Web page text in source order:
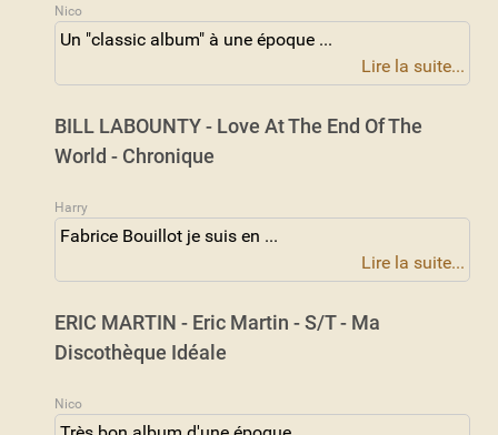
Nico
Un "classic album" à une époque ...
Lire la suite...
BILL LABOUNTY - Love At The End Of The
World - Chronique
Harry
Fabrice Bouillot je suis en ...
Lire la suite...
ERIC MARTIN - Eric Martin - S/T - Ma
Discothèque Idéale
Nico